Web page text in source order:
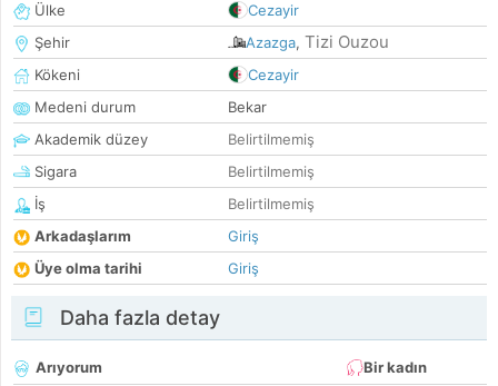
Ülke
Cezayir
Şehir
Azazga, Tizi Ouzou
Kökeni
Cezayir
Medeni durum
Bekar
Akademik düzey
Belirtilmemiş
Sigara
Belirtilmemiş
İş
Belirtilmemiş
Arkadaşlarım
Giriş
Üye olma tarihi
Giriş
Daha fazla detay
Arıyorum
Bir kadın